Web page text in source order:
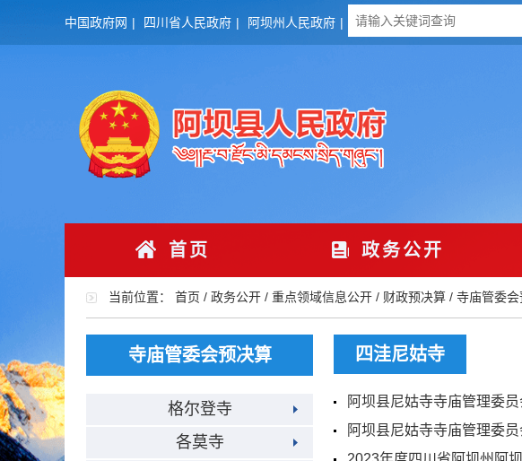
中国政府网 | 四川省人民政府 | 阿坝州人民政府 |
首页 政务公开
当前位置： 首页 / 政务公开 / 重点领域信息公开 / 财政预决算 / 寺庙管委
寺庙管委会预决算
格尔登寺
各莫寺
四洼尼姑寺
阿坝县尼姑寺寺庙管理委
阿坝县尼姑寺寺庙管理委